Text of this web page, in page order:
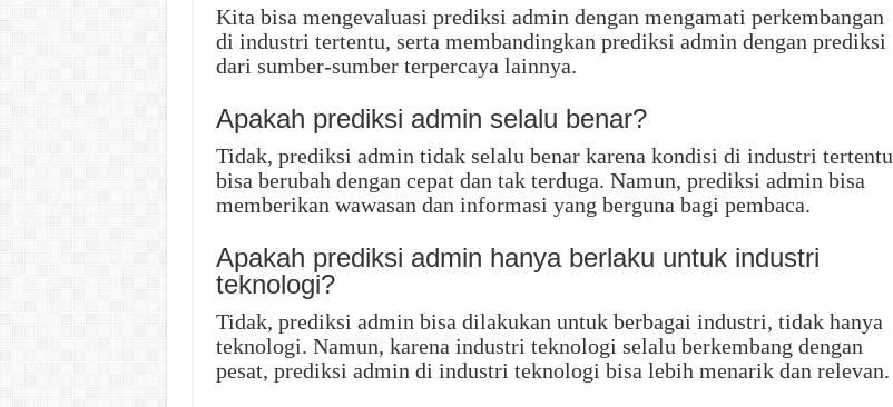
Kita bisa mengevaluasi prediksi admin dengan mengamati perkembangan
di industri tertentu, serta membandingkan prediksi admin dengan prediksi
dari sumber-sumber terpercaya lainnya.
Apakah prediksi admin selalu benar?
Tidak, prediksi admin tidak selalu benar karena kondisi di industri tertentu
bisa berubah dengan cepat dan tak terduga. Namun, prediksi admin bisa
memberikan wawasan dan informasi yang berguna bagi pembaca.
Apakah prediksi admin hanya berlaku untuk industri
teknologi?
Tidak, prediksi admin bisa dilakukan untuk berbagai industri, tidak hanya
teknologi. Namun, karena industri teknologi selalu berkembang dengan
pesat, prediksi admin di industri teknologi bisa lebih menarik dan relevan.